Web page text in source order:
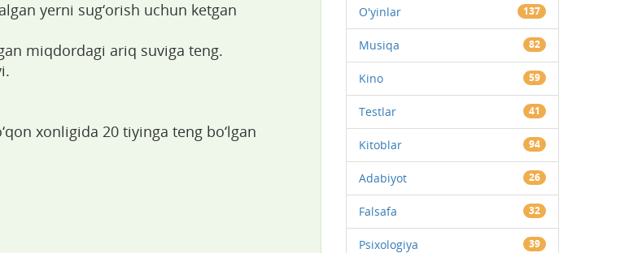
yerni sug‘orish uchun ketgan
miqdordagi ariq suviga teng.
xonligida 20 tiyinga teng bo‘lgan
O'yinlar 137
Musiqa 82
Kino 59
Testlar 41
Kitoblar 94
Adabiyot 26
Falsafa 32
Psixologiya 39